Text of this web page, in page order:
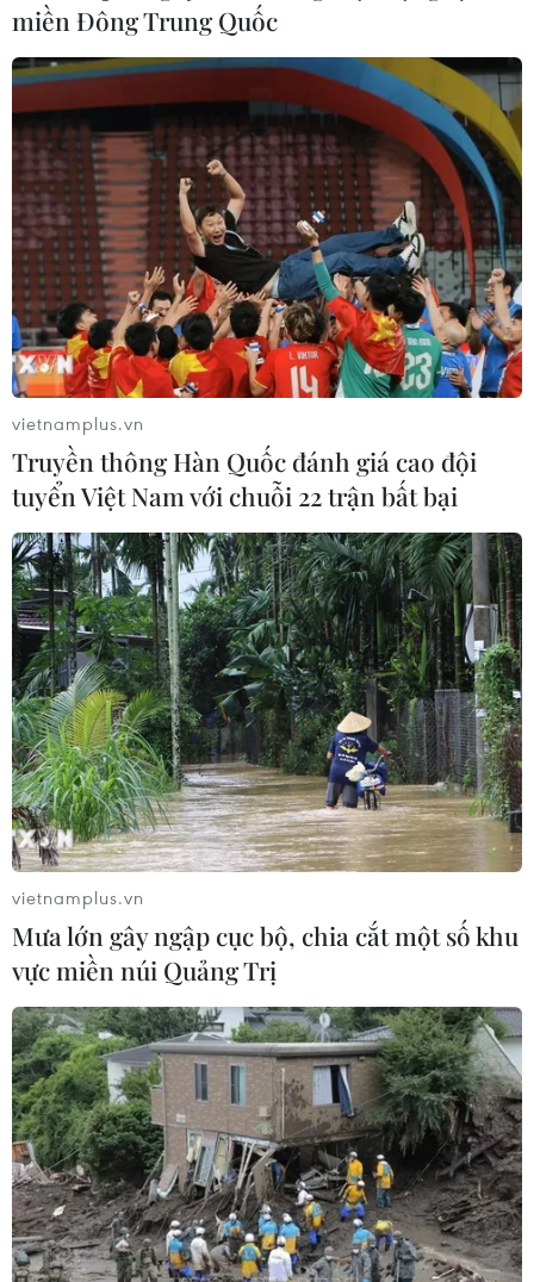
TIN CÙNG CHUYÊN MỤC
Khủng hoảng nắng nóng đẩy 34 tỉnh
của Pháp vào mức nguy cơ cháy
rừng cao
08/08/2026 23:59
Iceland trước cuộc trưng cầu ý dân
miền Đông Trung Quốc
vietnamplus.vn
Truyền thông Hàn Quốc đánh giá cao đội
tuyển Việt Nam với chuỗi 22 trận bất bại
vietnamplus.vn
Mưa lớn gây ngập cục bộ, chia cắt một số khu
vực miền núi Quảng Trị